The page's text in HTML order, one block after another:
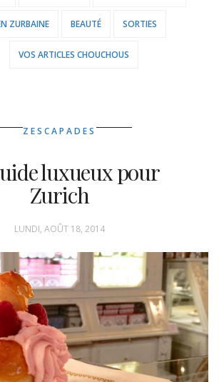
ZURBAINE BEAUTÉ SORTIES
VOS ARTICLES CHOUCHOUS
ZESCAPADES
luxueux pour
Zurich
LUNDI, AOÛT 18, 2014